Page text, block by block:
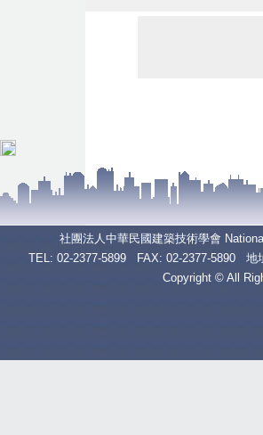
社團法人中華民國建築技術學會
TEL: 02-2377-5899 FAX: 02-2377-5890
Copyright © All